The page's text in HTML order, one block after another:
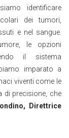
identificare
dei tumori,
e nel sangue.
le opzioni
il sistema
imparato a
viventi come le
di precisione, che
Direttrice